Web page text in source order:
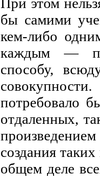
бы самими
кем-либо
каждым — по
способу,
потребовало
отдаленных,
создания
общем деле